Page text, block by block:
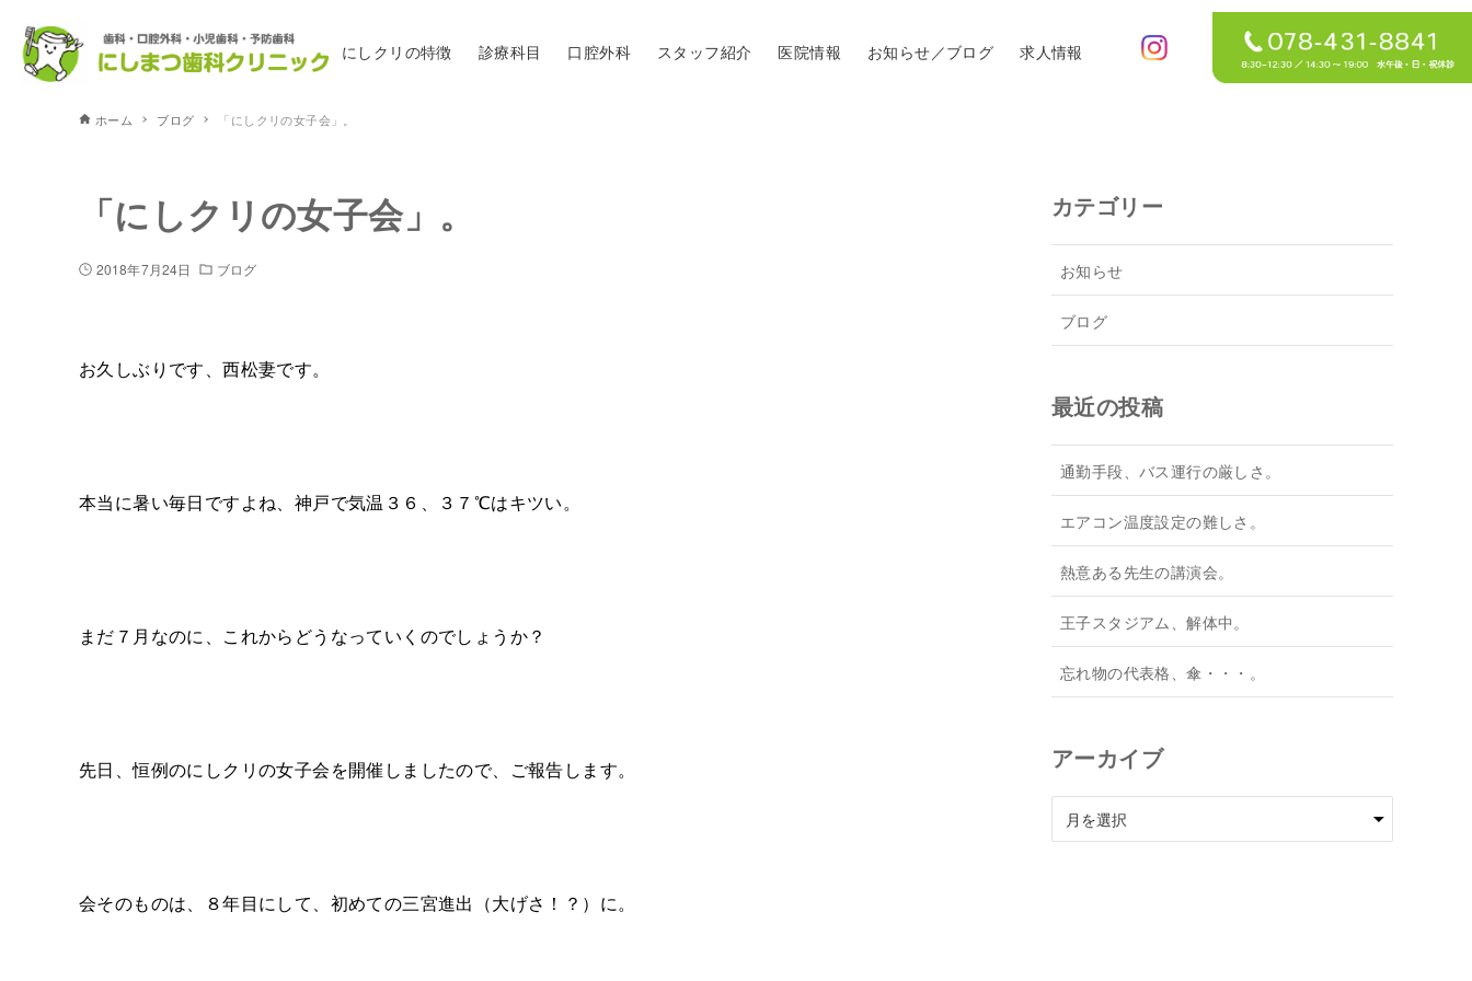
にしクリの特徴 診療科目 口腔外科 スタッフ紹介 医院情報 お知らせ／ブログ 求人情報
ホーム ブログ 「にしクリの女子会」。
「にしクリの女子会」。
2018年7月24日 ブログ
お久しぶりです、西松妻です。
本当に暑い毎日ですよね、神戸で気温３６、３７℃はキツい。
まだ７月なのに、これからどうなっていくのでしょうか？
先日、恒例のにしクリの女子会を開催しましたので、ご報告します。
会そのものは、８年目にして、初めての三宮進出（大げさ！？）に。
カテゴリー
お知らせ
ブログ
最近の投稿
通勤手段、バス運行の厳しさ。
エアコン温度設定の難しさ。
熱意ある先生の講演会。
王子スタジアム、解体中。
忘れ物の代表格、傘・・・。
アーカイブ